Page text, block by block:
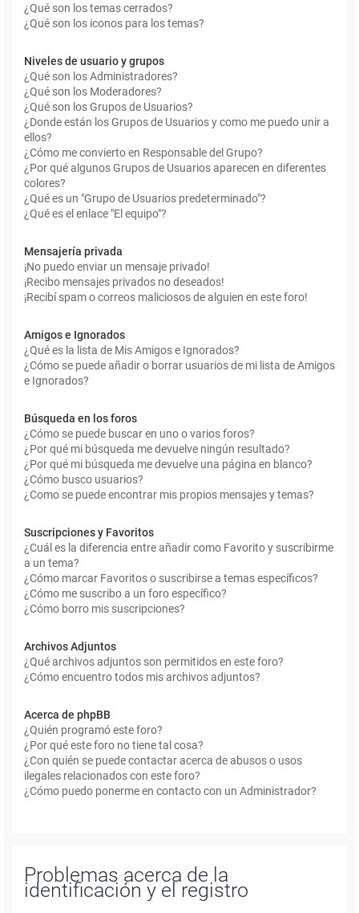
¿Qué son los temas cerrados?
¿Qué son los iconos para los temas?
Niveles de usuario y grupos
¿Qué son los Administradores?
¿Qué son los Moderadores?
¿Qué son los Grupos de Usuarios?
¿Donde están los Grupos de Usuarios y como me puedo unir a
ellos?
¿Cómo me convierto en Responsable del Grupo?
¿Por qué algunos Grupos de Usuarios aparecen en diferentes
colores?
¿Qué es un "Grupo de Usuarios predeterminado"?
¿Qué es el enlace "El equipo"?
Mensajería privada
¡No puedo enviar un mensaje privado!
¡Recibo mensajes privados no deseados!
¡Recibí spam o correos maliciosos de alguien en este foro!
Amigos e Ignorados
¿Qué es la lista de Mis Amigos e Ignorados?
¿Cómo se puede añadir o borrar usuarios de mi lista de Amigos
e Ignorados?
Búsqueda en los foros
¿Cómo se puede buscar en uno o varios foros?
¿Por qué mi búsqueda me devuelve ningún resultado?
¿Por qué mi búsqueda me devuelve una página en blanco?
¿Cómo busco usuarios?
¿Como se puede encontrar mis propios mensajes y temas?
Suscripciones y Favoritos
¿Cuál es la diferencia entre añadir como Favorito y suscribirme
a un tema?
¿Cómo marcar Favoritos o suscribirse a temas específicos?
¿Cómo me suscribo a un foro específico?
¿Cómo borro mis suscripciones?
Archivos Adjuntos
¿Qué archivos adjuntos son permitidos en este foro?
¿Cómo encuentro todos mis archivos adjuntos?
Acerca de phpBB
¿Quién programó este foro?
¿Por qué este foro no tiene tal cosa?
¿Con quién se puede contactar acerca de abusos o usos
ilegales relacionados con este foro?
¿Cómo puedo ponerme en contacto con un Administrador?
Problemas acerca de la
identificación y el registro